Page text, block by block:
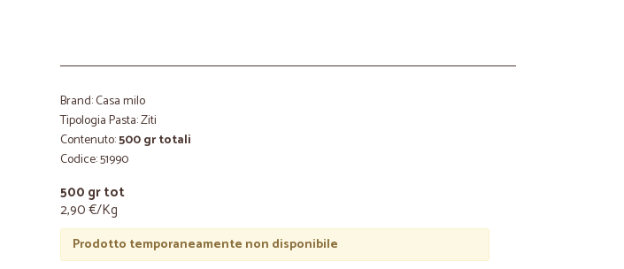
Brand: Casa milo
Tipologia Pasta: Ziti
Contenuto:500 gr totali
Codice: 51990
500 gr tot
2,90 €/Kg
Prodotto temporaneamente non disponibile